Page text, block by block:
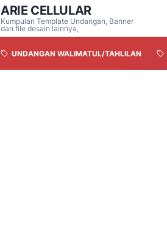
ARIE CELLULAR
Kumpulan Template Undangan, Banner
dan file desain lainnya,
UNDANGAN WALIMATUL/TAHLILAN